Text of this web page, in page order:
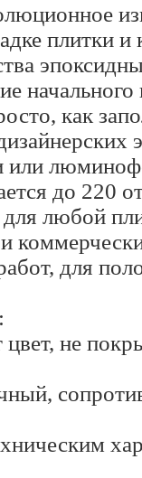
плитки и
как
или
до 220
любой
для
не